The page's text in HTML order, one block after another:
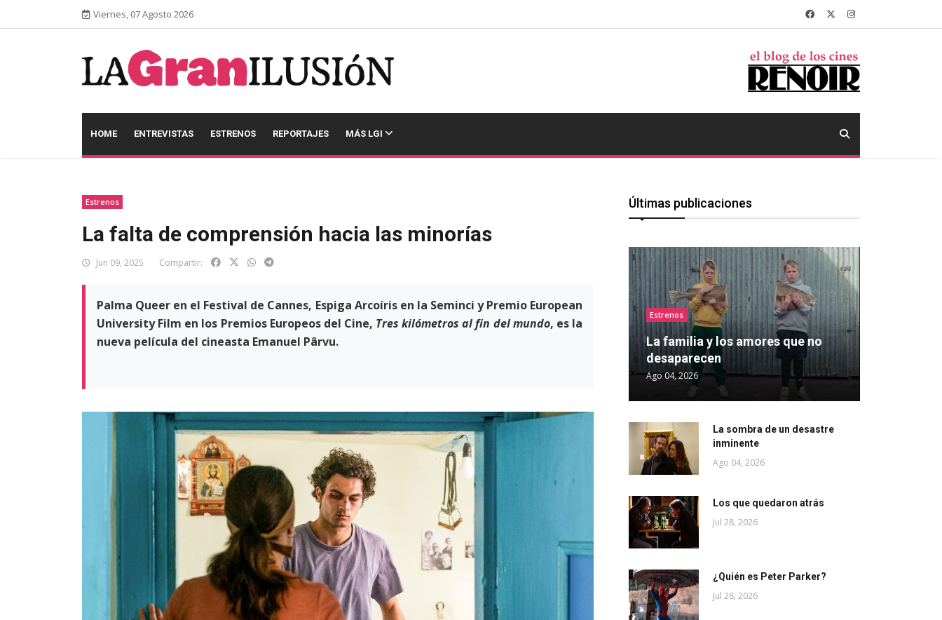
Viernes, 07 Agosto 2026
HOME ENTREVISTAS ESTRENOS REPORTAJES MÁS LGI
Estrenos
La falta de comprensión hacia las minorías
Jun 09, 2025 Compartir:
Palma Queer en el Festival de Cannes, Espiga Arcoíris en la Seminci y Premio European
University Film en los Premios Europeos del Cine, Tres kilómetros al fin del mundo, es la
nueva película del cineasta Emanuel Pârvu.
Últimas publicaciones
Estrenos
La familia y los amores que no
desaparecen
Ago 04, 2026
La sombra de un desastre
inminente
Ago 04, 2026
Los que quedaron atrás
Jul 28, 2026
¿Quién es Peter Parker?
Jul 28, 2026